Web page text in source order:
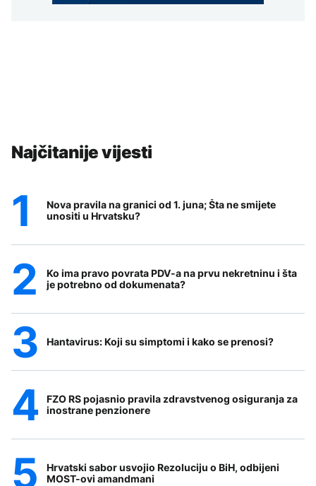
Najčitanije vijesti
Nova pravila na granici od 1. juna; Šta ne smijete
unositi u Hrvatsku?
Ko ima pravo povrata PDV-a na prvu nekretninu i šta
je potrebno od dokumenata?
Hantavirus: Koji su simptomi i kako se prenosi?
FZO RS pojasnio pravila zdravstvenog osiguranja za
inostrane penzionere
Hrvatski sabor usvojio Rezoluciju o BiH, odbijeni
MOST-ovi amandmani